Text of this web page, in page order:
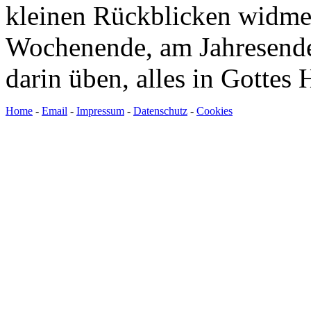
kleinen Rückblicken
Wochenende, am
darin üben, alles in Gottes
Home - Email - Impressum - Datenschutz - Cookies